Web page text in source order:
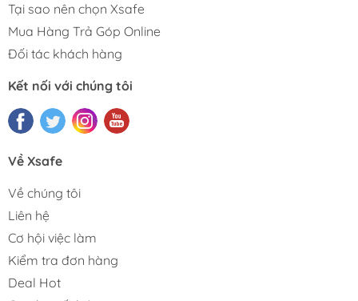
Tại sao nên chọn Xsafe
Mua Hàng Trả Góp Online
Đối tác khách hàng
Kết nối với chúng tôi
Về Xsafe
Về chúng tôi
Liên hệ
Cơ hội việc làm
Kiểm tra đơn hàng
Deal Hot